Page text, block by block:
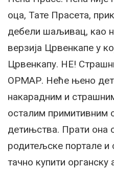
оца, Тате Прасета,
дебели шаљивац, као
верзија Црвенкапе у
Црвенкапу. НЕ!
ОРМАР. Неће њено
накарадним и
осталим примитивним
детињства. Прати она
родитељске портале и
тачно купити органску